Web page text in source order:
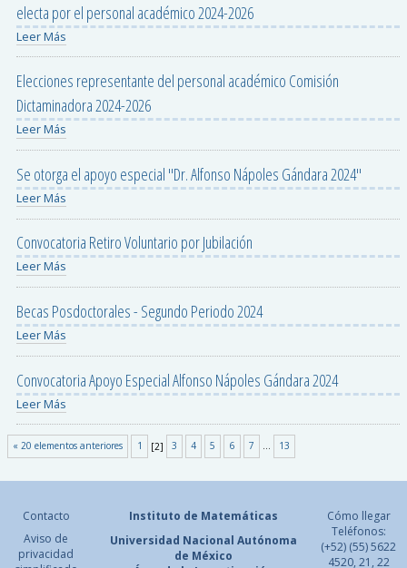
electa por el personal académico 2024-2026
Leer Más
Elecciones representante del personal académico Comisión
Dictaminadora 2024-2026
Leer Más
Se otorga el apoyo especial "Dr. Alfonso Nápoles Gándara 2024"
Leer Más
Convocatoria Retiro Voluntario por Jubilación
Leer Más
Becas Posdoctorales - Segundo Periodo 2024
Leer Más
Convocatoria Apoyo Especial Alfonso Nápoles Gándara 2024
Leer Más
« 20 elementos anteriores 1 [2] 3 4 5 6 7 ... 13
Contacto
Aviso de
privacidad
Instituto de Matemáticas
Universidad Nacional Autónoma
de México
Cómo llegar
Teléfonos:
(+52) (55) 5622
4520, 21, 22